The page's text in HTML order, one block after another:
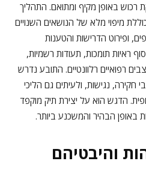
רכוש באופן מקיף ומתואם. התהליך
מיפוי מלא של הנושאים השנויים
ופירוט הדרישות והטענות
ראיות תומכות, תעודות רשמיות,
רפואיים רלוונטיים. התובע נדרש
חקירה, נגישות, ולעיתים גם הליכי
הדגש הוא על יצירת תיק מוקפד
הבהיר והמשכנע ביותר.
והיבטיהם